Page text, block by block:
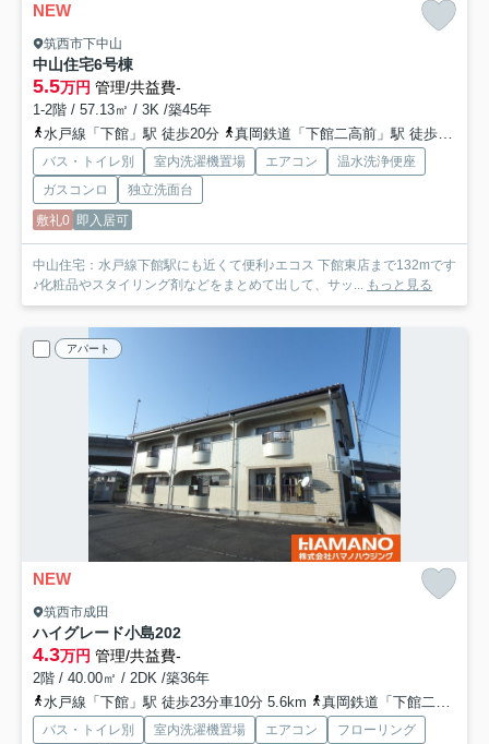
NEW
筑西市下中山
中山住宅6号棟
5.5万円 管理/共益費-
1-2階 / 57.13㎡ / 3K /築45年
水戸線「下館」駅 徒歩20分
真岡鉄道「下館二高前」駅 徒歩37分
バス・トイレ別 室内洗濯機置場 エアコン
温水洗浄便座
ガスコンロ
独立洗面台
敷礼0 即入居可
中山住宅：水戸線下館駅にも近くて便利♪エコス 下館東店まで132mです
♪化粧品やスタイリング剤などをまとめて出して、サッ... もっと見る
アパート
NEW
筑西市成田
ハイグレード小島202
4.3万円 管理/共益費-
2階 / 40.00㎡ / 2DK /築36年
水戸線「下館」駅 徒歩23分車10分 5.6km
真岡鉄道「下館二高前」駅 徒歩38分
バス・トイレ別 室内洗濯機置場 エアコン
フローリング